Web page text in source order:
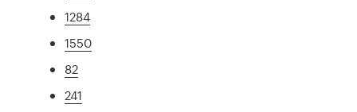
1284
1550
82
241